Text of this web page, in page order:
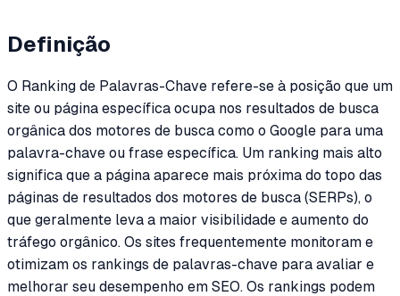
Definição
O Ranking de Palavras-Chave refere-se à posição que um
site ou página específica ocupa nos resultados de busca
orgânica dos motores de busca como o Google para uma
palavra-chave ou frase específica. Um ranking mais alto
significa que a página aparece mais próxima do topo das
páginas de resultados dos motores de busca (SERPs), o
que geralmente leva a maior visibilidade e aumento do
tráfego orgânico. Os sites frequentemente monitoram e
otimizam os rankings de palavras-chave para avaliar e
melhorar seu desempenho em SEO. Os rankings podem